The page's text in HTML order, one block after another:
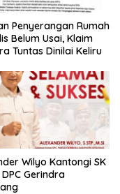
Penyerangan Rumah
Belum Usai, Klaim
Tuntas Dinilai Keliru
Wilyo Kantongi SK
Gerindra